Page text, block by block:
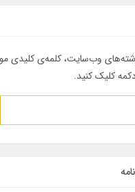
وب‌سایت، کلمه‌ی کلیدی
کلیک کنید.